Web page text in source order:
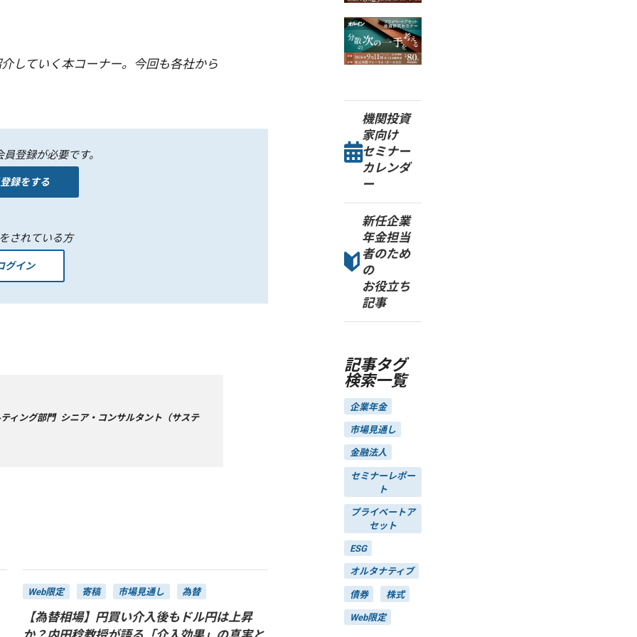
していく本コーナー。今回も各社から
登録が必要です。
録をする
されている方
グイン
ング部門 シニア・コンサルタント（サステ
Web限定 寄稿 市場見通し 為替
【為替相場】円買い介入後もドル円は上昇
機関投資
家向け
セミナー
カレンダ
ー
新任企業
年金担当
者のため
の
お役立ち
記事
記事タグ
検索一覧
企業年金
市場見通し
金融法人
セミナーレポー
ト
プライベートア
セット
ESG
オルタナティブ
債券 株式
Web限定